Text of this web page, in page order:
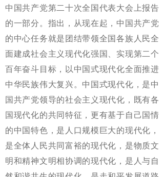
中国共产党第二十次全国代表大会上报告
的一部分。指出，从现在起，中国共产党
的中心任务就是团结带领全国各族人民全
面建成社会主义现代化强国、实现第二个
百年奋斗目标，以中国式现代化全面推进
中华民族伟大复兴。中国式现代化，是中
国共产党领导的社会主义现代化，既有各
国现代化的共同特征，更有基于自己国情
的中国特色，是人口规模巨大的现代化，
是全体人民共同富裕的现代化，是物质文
明和精神文明相协调的现代化，是人与自